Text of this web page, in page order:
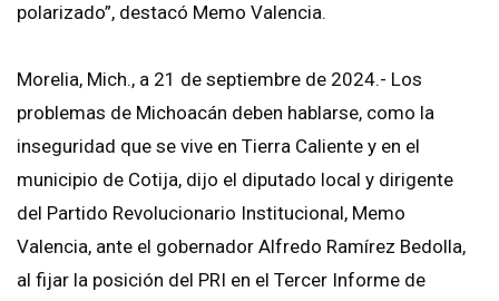
polarizado”, destacó Memo Valencia.
Morelia, Mich., a 21 de septiembre de 2024.- Los
problemas de Michoacán deben hablarse, como la
inseguridad que se vive en Tierra Caliente y en el
municipio de Cotija, dijo el diputado local y dirigente
del Partido Revolucionario Institucional, Memo
Valencia, ante el gobernador Alfredo Ramírez Bedolla,
al fijar la posición del PRI en el Tercer Informe de